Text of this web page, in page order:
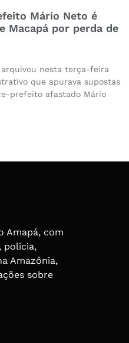
Mário Neto é
Macapá por perda de
arquivou nesta terça-feira
que apurava supostas
prefeito afastado Mário
Amapá, com
policia,
Amazônia,
sobre